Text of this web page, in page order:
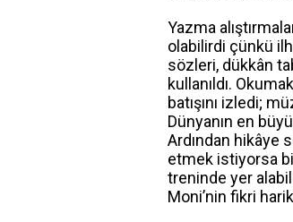
Yazma
olabilirdi çünkü
sözleri, dükkân
kullanıldı.
batışını izledi;
Dünyanın en
Ardından hikâye
etmek istiyorsa
treninde yer
Moni’nin fikri